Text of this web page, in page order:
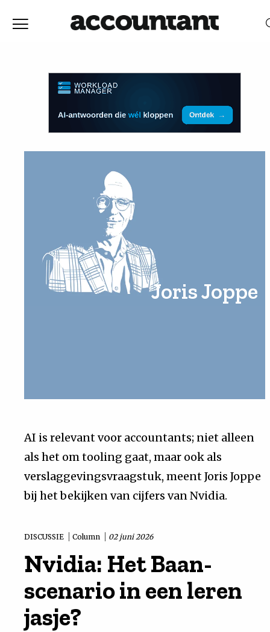
Magazine
Podcast
Nieuwsbrief
Contact
Joris Joppe
AI is relevant voor accountants; niet alleen
als het om tooling gaat, maar ook als
verslaggevingsvraagstuk, meent Joris Joppe
bij het bekijken van cijfers van Nvidia.
DISCUSSIE Column 02 juni 2026
Nvidia: Het Baan-
scenario in een leren
jasje?